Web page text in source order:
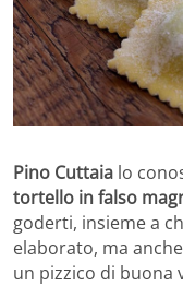
Pino Cuttaia lo
tortello in falso
goderti, insieme a
elaborato, ma
un pizzico di buona